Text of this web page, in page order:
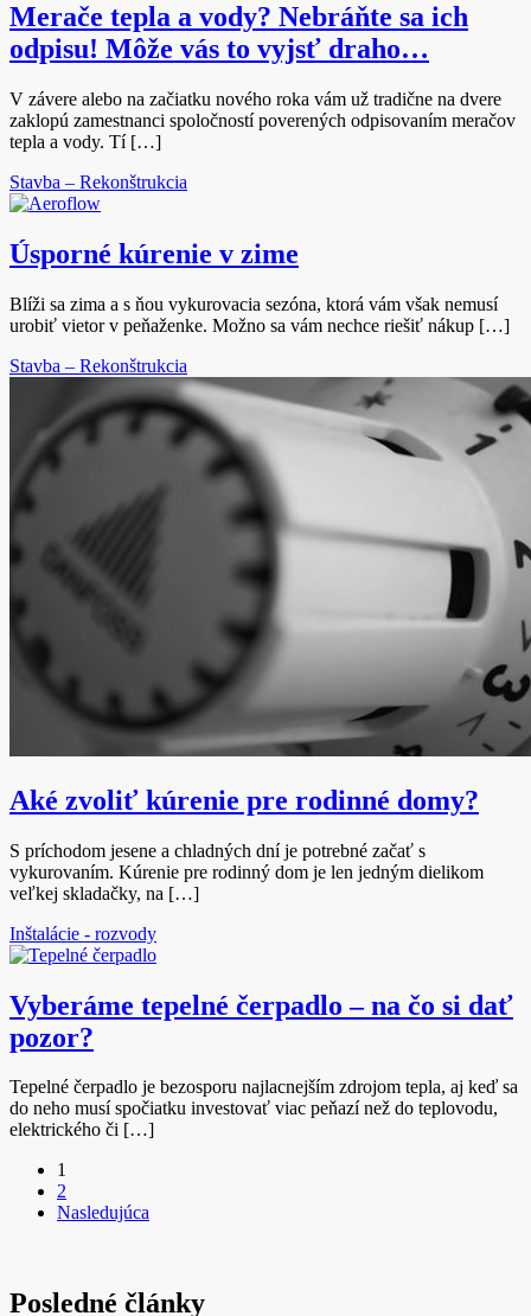
Merače tepla a vody? Nebráňte sa ich
odpisu! Môže vás to vyjsť draho…
V závere alebo na začiatku nového roka vám už tradične na dvere
zaklopú zamestnanci spoločností poverených odpisovaním meračov
tepla a vody. Tí […]
Stavba – Rekonštrukcia
Úsporné kúrenie v zime
Blíži sa zima a s ňou vykurovacia sezóna, ktorá vám však nemusí
urobiť vietor v peňaženke. Možno sa vám nechce riešiť nákup […]
Stavba – Rekonštrukcia
Aké zvoliť kúrenie pre rodinné domy?
S príchodom jesene a chladných dní je potrebné začať s
vykurovaním. Kúrenie pre rodinný dom je len jedným dielikom
veľkej skladačky, na […]
Inštalácie - rozvody
Vyberáme tepelné čerpadlo – na čo si dať
pozor?
Tepelné čerpadlo je bezosporu najlacnejším zdrojom tepla, aj keď sa
do neho musí spočiatku investovať viac peňazí než do teplovodu,
elektrického či […]
1
2
Nasledujúca
Posledné články